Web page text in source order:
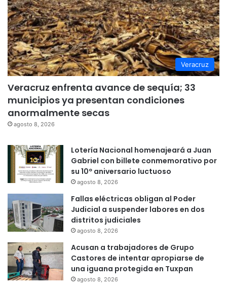
Veracruz
Veracruz enfrenta avance de sequía; 33
municipios ya presentan condiciones
anormalmente secas
agosto 8, 2026
Lotería Nacional homenajeará a Juan
Gabriel con billete conmemorativo por
su 10º aniversario luctuoso
agosto 8, 2026
Fallas eléctricas obligan al Poder
Judicial a suspender labores en dos
distritos judiciales
agosto 8, 2026
Acusan a trabajadores de Grupo
Castores de intentar apropiarse de
una iguana protegida en Tuxpan
agosto 8, 2026